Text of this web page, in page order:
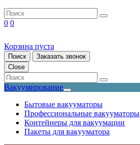
0 0
Корзина пуста
Поиск
Заказать звонок
Close
Вакуумирование
Бытовые вакууматоры
Профессиональные вакууматоры
Контейнеры для вакуумации
Пакеты для вакууматора